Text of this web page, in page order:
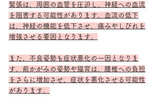
緊張は、周囲の血管を圧迫し、神経への血流
を阻害する可能性があります。血流の低下
は、神経の機能を低下させ、痛みやしびれを
増強させる要因となります。
また、不良姿勢も症状悪化の一因となりま
す。前かがみの姿勢や猫背は、腰椎への負担
をさらに増加させ、症状を悪化させる可能性
があります。